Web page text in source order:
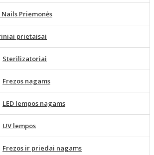
Nails Priemonės
prietaisai
Sterilizatoriai
Frezos nagams
LED lempos nagams
UV lempos
Frezos ir priedai nagams